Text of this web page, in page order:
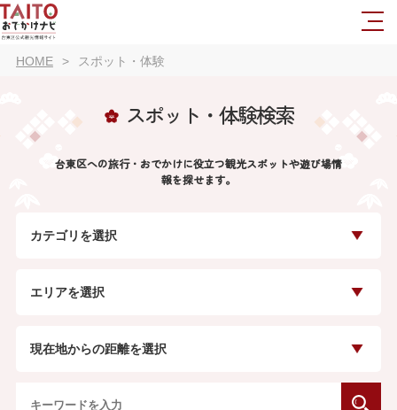
HOME スポット・体験
スポット・体験検索
台東区への旅行・おでかけに役立つ観光スポットや遊び場情
報を探せます。
カテゴリを選択
エリアを選択
現在地からの距離を選択